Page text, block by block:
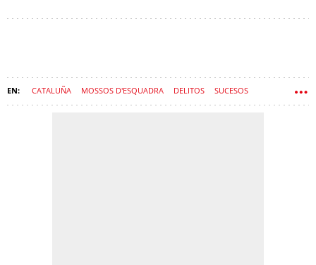
CATALUÑA MOSSOS D'ESQUADRA DELITOS SUCESOS